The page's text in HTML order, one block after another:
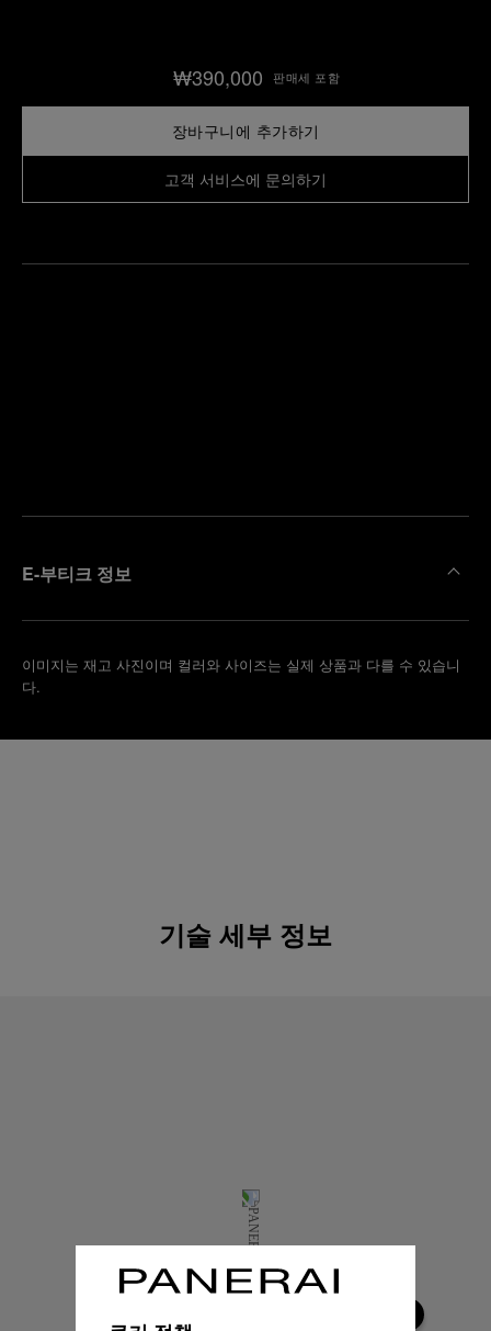
₩390,000 판매세 포함
장바구니에 추가하기
고객 서비스에 문의하기
E-부티크 정보
이미지는 재고 사진이며 컬러와 사이즈는 실제 상품과 다를 수 있습니
다.
기술 세부 정보